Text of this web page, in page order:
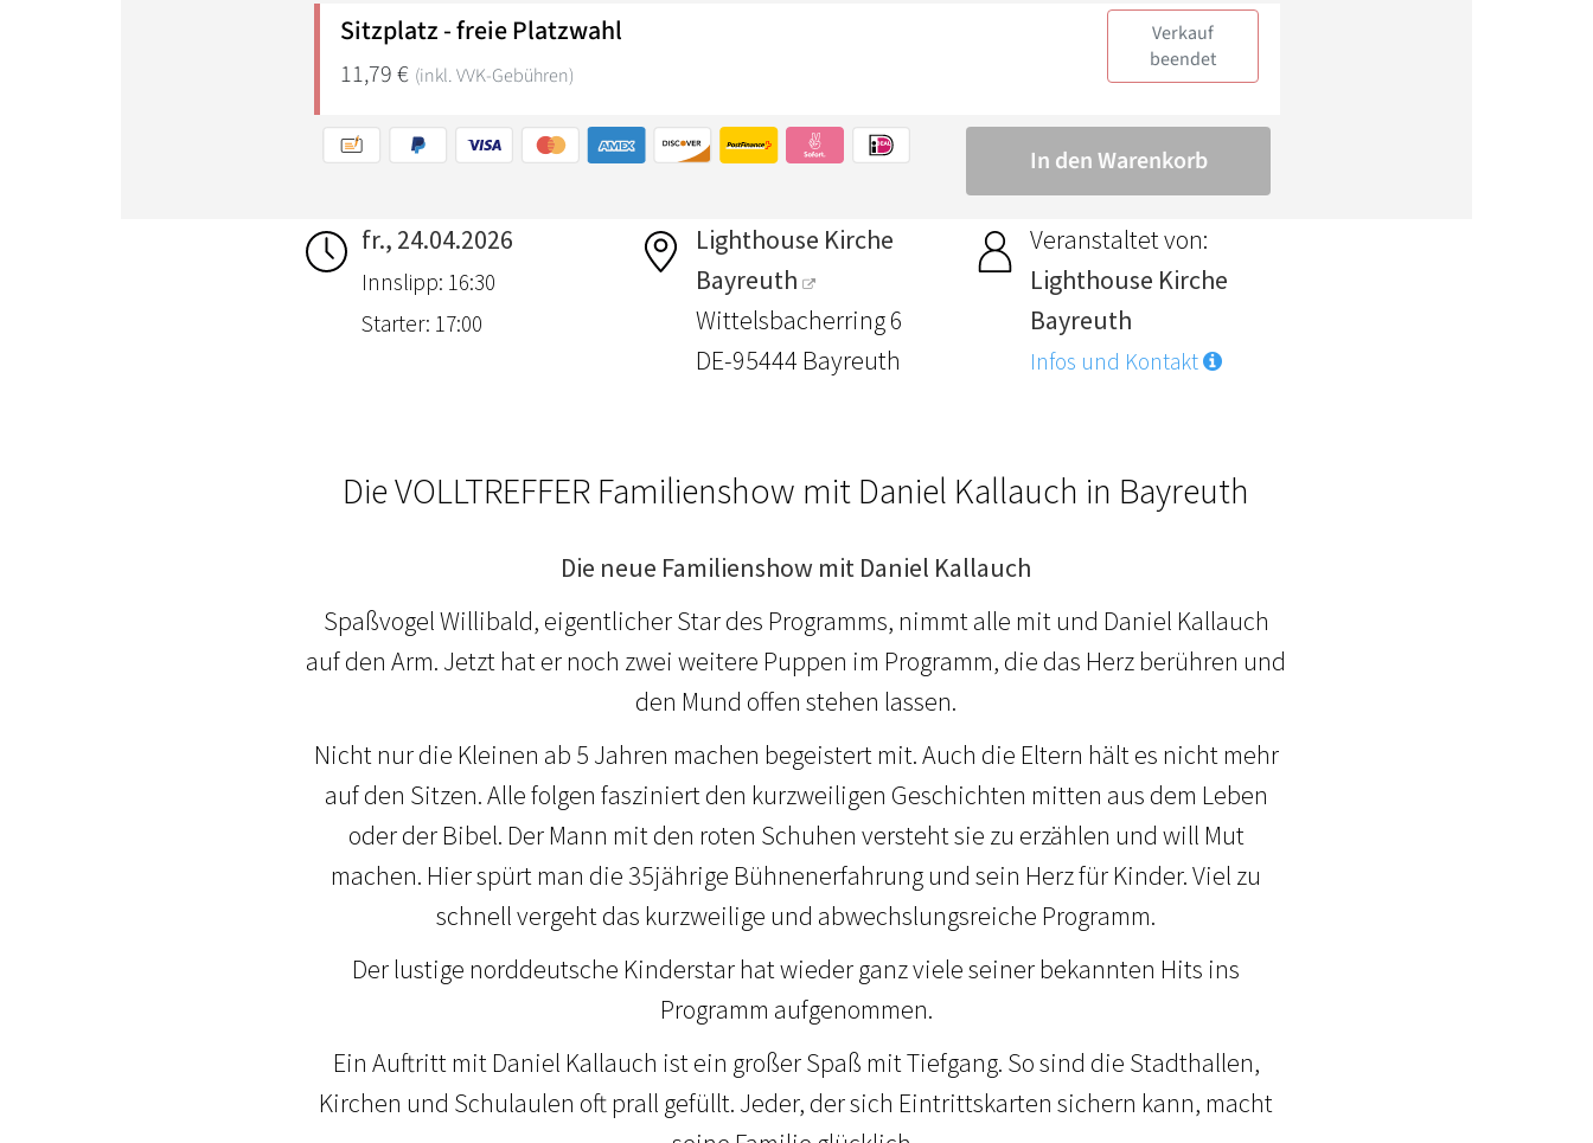
fr., 24.04.2026
Innslipp: 16:30
Starter: 17:00
Lighthouse Kirche
Bayreuth
Wittelsbacherring 6
DE-95444 Bayreuth
Veranstaltet von:
Lighthouse Kirche
Bayreuth
Infos und Kontakt
Die VOLLTREFFER Familienshow mit Daniel Kallauch in Bayreuth
Die neue Familienshow mit Daniel Kallauch
Spaßvogel Willibald, eigentlicher Star des Programms, nimmt alle mit und Daniel Kallauch
auf den Arm. Jetzt hat er noch zwei weitere Puppen im Programm, die das Herz berühren und
den Mund offen stehen lassen.
Nicht nur die Kleinen ab 5 Jahren machen begeistert mit. Auch die Eltern hält es nicht mehr
auf den Sitzen. Alle folgen fasziniert den kurzweiligen Geschichten mitten aus dem Leben
oder der Bibel. Der Mann mit den roten Schuhen versteht sie zu erzählen und will Mut
machen. Hier spürt man die 35jährige Bühnenerfahrung und sein Herz für Kinder. Viel zu
schnell vergeht das kurzweilige und abwechslungsreiche Programm.
Der lustige norddeutsche Kinderstar hat wieder ganz viele seiner bekannten Hits ins
Programm aufgenommen.
Ein Auftritt mit Daniel Kallauch ist ein großer Spaß mit Tiefgang. So sind die Stadthallen,
Kirchen und Schulaulen oft prall gefüllt. Jeder, der sich Eintrittskarten sichern kann, macht